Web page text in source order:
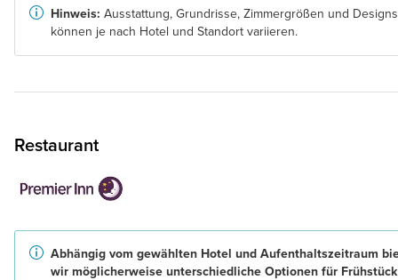
Hinweis: Ausstattung, Grundrisse, Zimmergrößen und Designs
können je nach Hotel und Standort variieren.
Restaurant
Abhängig vom gewählten Hotel und Aufenthaltszeitraum
wir möglicherweise unterschiedliche Optionen für